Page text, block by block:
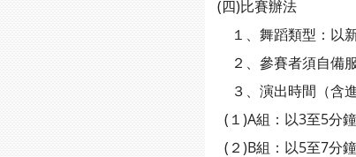
(四)比賽辦法
１、舞蹈類型：以
２、參賽者須自備服
３、演出時間（含
(１)A組：以3至5分鐘
(２)B組：以5至7分鐘